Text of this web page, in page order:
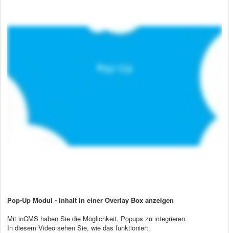
Pop-Up Modul - Inhalt in einer Overlay Box anzeigen
Mit inCMS haben Sie die Möglichkeit, Popups zu integrieren.
In diesem Video sehen Sie, wie das funktioniert.